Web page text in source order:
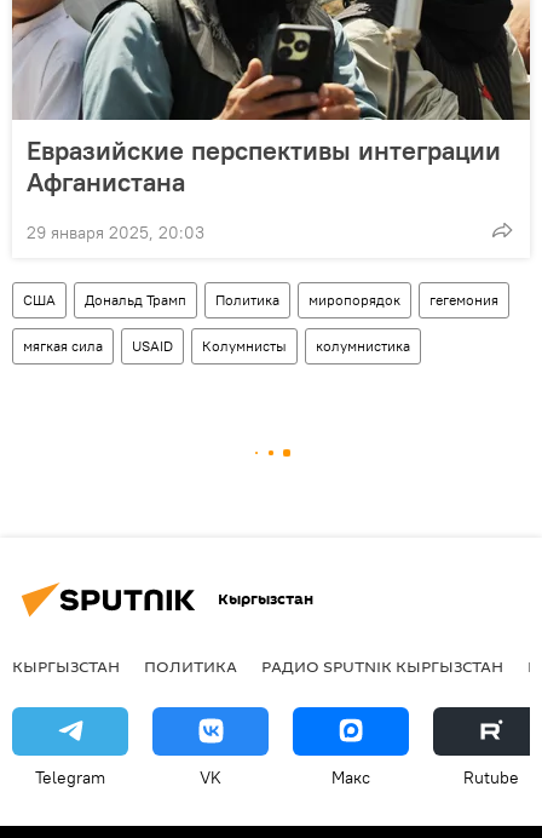
Евразийские перспективы интеграции
Афганистана
29 января 2025, 20:03
США Дональд Трамп Политика миропорядок гегемония
мягкая сила USAID Колумнисты колумнистика
Кыргызстан
КЫРГЫЗСТАН ПОЛИТИКА РАДИО SPUTNIK КЫРГЫЗСТАН
Telegram VK Макс Rutube